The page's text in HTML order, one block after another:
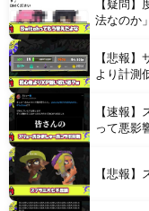
Powered by livedoor 相互RSS
【疑問
法なのか
【悲報
より計測
【速報
って悪影
【悲報